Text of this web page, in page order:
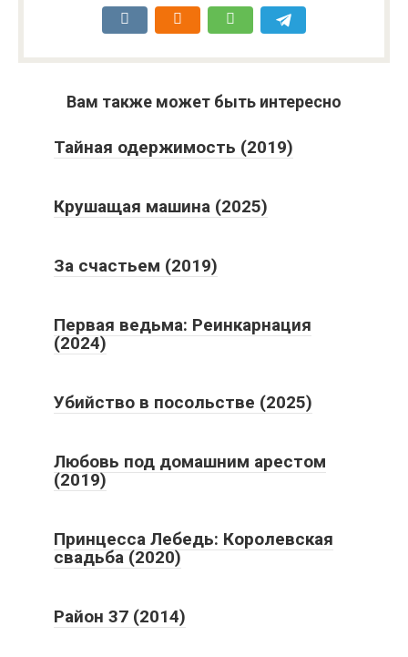
Вам также может быть интересно
Тайная одержимость (2019)
Крушащая машина (2025)
За счастьем (2019)
Первая ведьма: Реинкарнация
(2024)
Убийство в посольстве (2025)
Любовь под домашним арестом
(2019)
Принцесса Лебедь: Королевская
свадьба (2020)
Район 37 (2014)